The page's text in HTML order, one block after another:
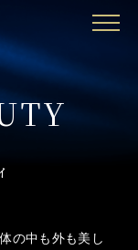
MENU
の中も外も美し